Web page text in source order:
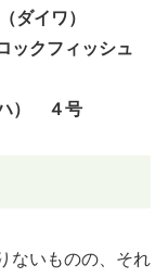
ダイワ）
クフィッシュ
） ４号
ないものの、それ